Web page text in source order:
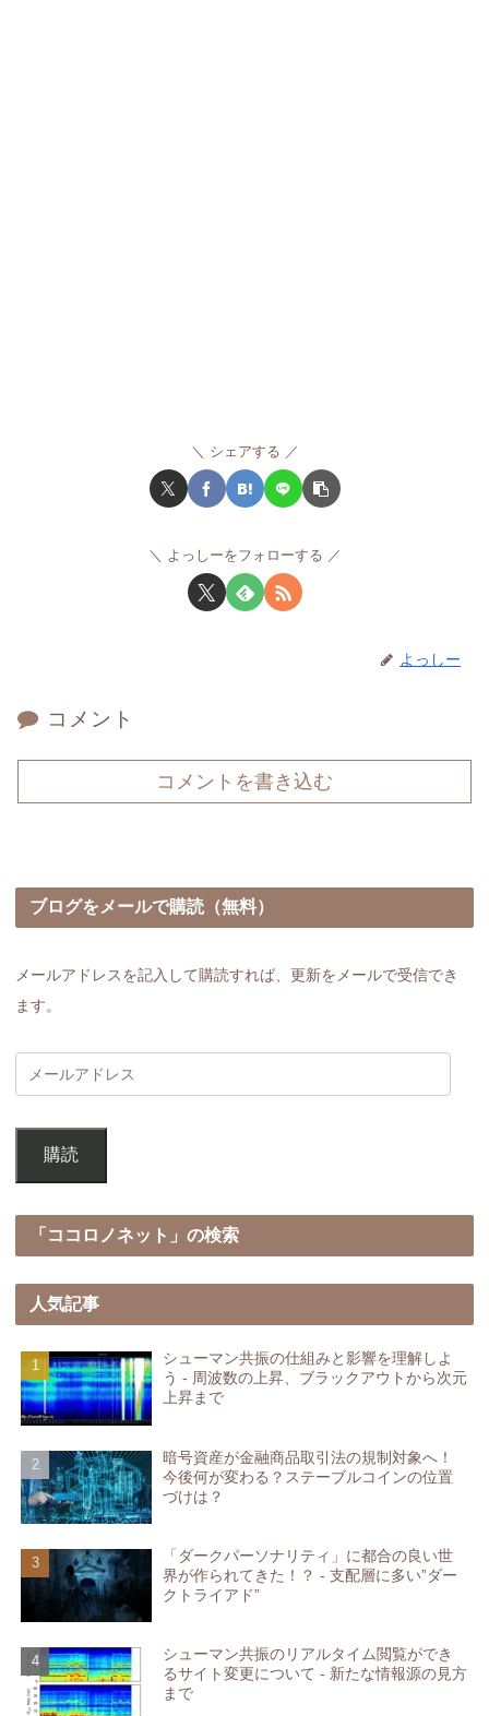
シェアする
よっしーをフォローする
よっしー
コメント
コメントを書き込む
ブログをメールで購読（無料）
メールアドレスを記入して購読すれば、更新をメールで受信でき
ます。
購読
「ココロノネット」の検索
人気記事
シューマン共振の仕組みと影響を理解しよ
う - 周波数の上昇、ブラックアウトから次元
上昇まで
暗号資産が金融商品取引法の規制対象へ！
今後何が変わる？ステーブルコインの位置
づけは？
「ダークパーソナリティ」に都合の良い世
界が作られてきた！？ - 支配層に多い”ダー
クトライアド”
シューマン共振のリアルタイム閲覧ができ
るサイト変更について - 新たな情報源の見方
まで